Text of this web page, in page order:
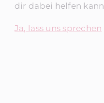
dir dabei helfen
Ja, lass uns sprechen